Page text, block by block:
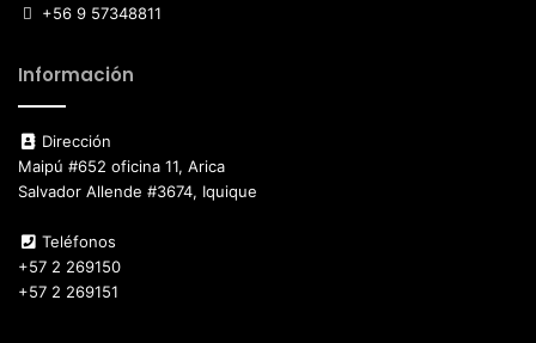
+56 9 57348811
Información
Dirección
Maipú #652 oficina 11, Arica
Salvador Allende #3674, Iquique
Teléfonos
+57 2 269150
+57 2 269151